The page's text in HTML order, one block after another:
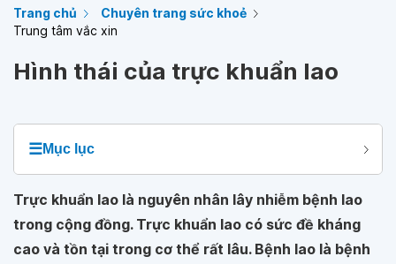
Trang chủ
Chuyên trang sức khoẻ
Trung tâm vắc xin
Hình thái của trực khuẩn lao
☰Mục lục
Trực khuẩn lao là nguyên nhân lây nhiễm bệnh lao
trong cộng đồng. Trực khuẩn lao có sức đề kháng
cao và tồn tại trong cơ thể rất lâu. Bệnh lao là bệnh